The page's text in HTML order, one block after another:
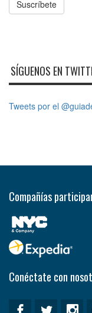
Suscríbete
SÍGUENOS EN
Tweets por el
Compañías
Conéctate con